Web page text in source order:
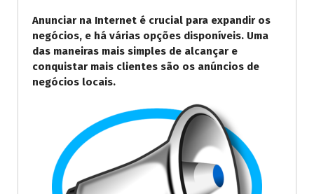
Anunciar na Internet é crucial para expandir os
negócios, e há várias opções disponíveis. Uma
das maneiras mais simples de alcançar e
conquistar mais clientes são os anúncios de
negócios locais.